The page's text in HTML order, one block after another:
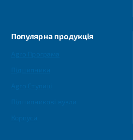
Популярна продукція